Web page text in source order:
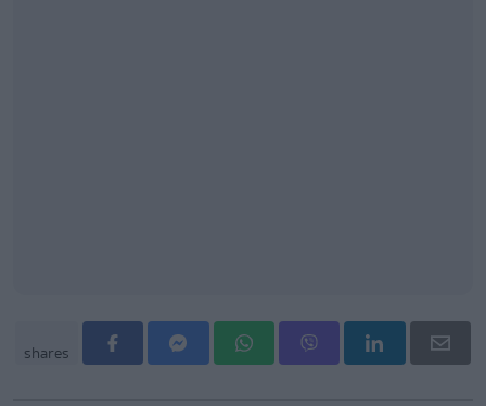
shares